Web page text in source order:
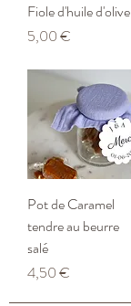
Fiole d'huile d'olive
Prix
5,00 €
Pot de Caramel
tendre au beurre
salé
Prix
4,50 €